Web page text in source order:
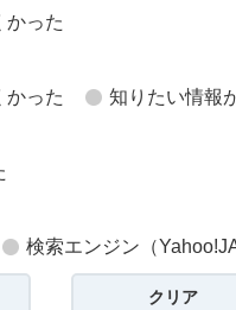
かった
かった 知りたい情報
検索エンジン（